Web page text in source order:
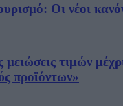
Οι νέοι
τιμών
προϊόντων»